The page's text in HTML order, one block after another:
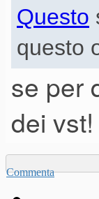
Questo
questo
se per
dei vst!
Commenta